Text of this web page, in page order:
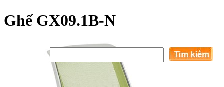
Ghế GX09.1B-N